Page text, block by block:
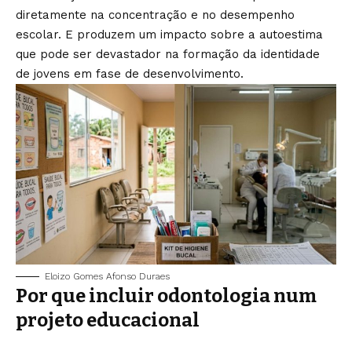
diretamente na concentração e no desempenho
escolar. E produzem um impacto sobre a autoestima
que pode ser devastador na formação da identidade
de jovens em fase de desenvolvimento.
Eloizo Gomes Afonso Duraes
Por que incluir odontologia num
projeto educacional